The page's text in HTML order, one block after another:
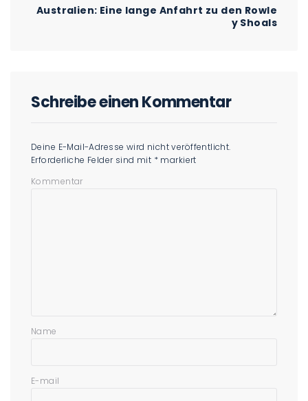
Australien: Eine lange Anfahrt zu den Rowle
y Shoals
Schreibe einen Kommentar
Deine E-Mail-Adresse wird nicht veröffentlicht.
Erforderliche Felder sind mit * markiert
Kommentar
Name
E-mail